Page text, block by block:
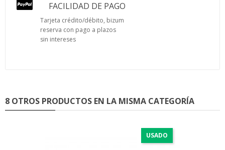
FACILIDAD DE PAGO
Tarjeta crédito/débito, bizum
reserva con pago a plazos
sin intereses
8 OTROS PRODUCTOS EN LA MISMA CATEGORÍA
USADO